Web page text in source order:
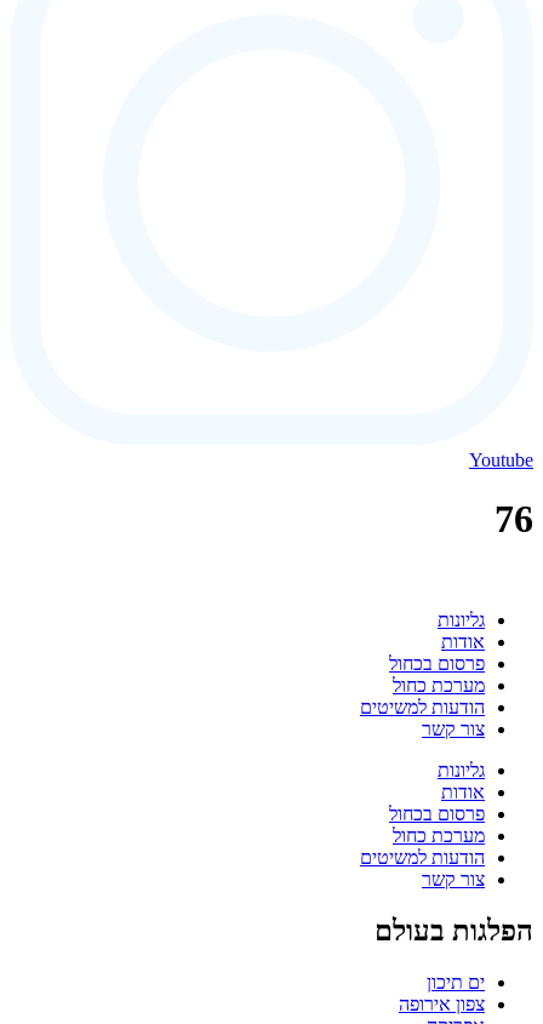
Youtube
76
גליונות
אודות
פרסום בכחול
מערכת כחול
הודעות למשיטים
צור קשר
גליונות
אודות
פרסום בכחול
מערכת כחול
הודעות למשיטים
צור קשר
הפלגות בעולם
ים תיכון
צפון אירופה